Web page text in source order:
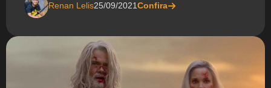
Renan Lelis25/09/2021Confira